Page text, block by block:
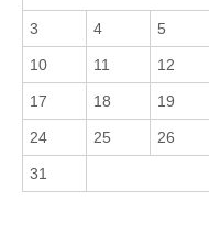
3 4 5
10 11 12
17 18 19
24 25 26
31